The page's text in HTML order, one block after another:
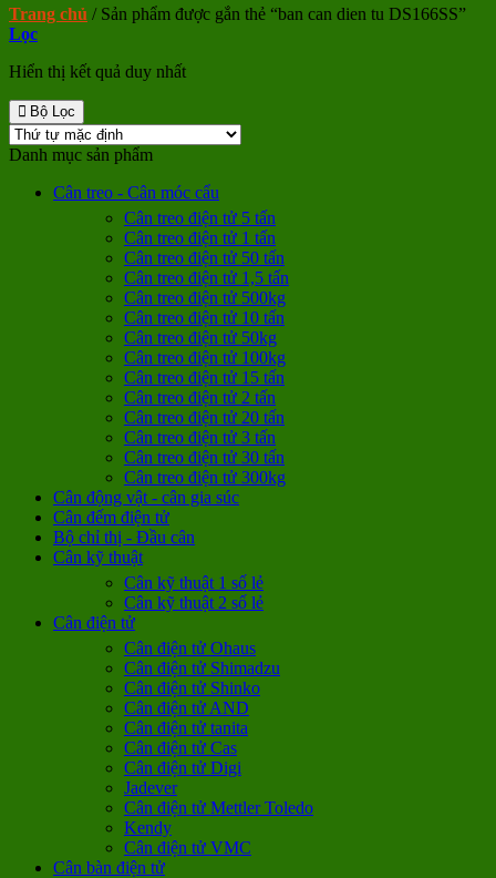
Trang chủ /Sản phẩm được gắn thẻ “ban can dien tu DS166SS”
Lọc
Hiển thị kết quả duy nhất
Bộ Lọc
Danh mục sản phẩm
Cân treo - Cân móc cẩu
Cân treo điện tử 5 tấn
Cân treo điện tử 1 tấn
Cân treo điện tử 50 tấn
Cân treo điện tử 1,5 tấn
Cân treo điện tử 500kg
Cân treo điện tử 10 tấn
Cân treo điện tử 50kg
Cân treo điện tử 100kg
Cân treo điện tử 15 tấn
Cân treo điện tử 2 tấn
Cân treo điện tử 20 tấn
Cân treo điện tử 3 tấn
Cân treo điện tử 30 tấn
Cân treo điện tử 300kg
Cân động vật - cân gia súc
Cân đếm điện tử
Bộ chỉ thị - Đầu cân
Cân kỹ thuật
Cân kỹ thuật 1 số lẻ
Cân kỹ thuật 2 số lẻ
Cân điện tử
Cân điện tử Ohaus
Cân điện tử Shimadzu
Cân điện tử Shinko
Cân điện tử AND
Cân điện tử tanita
Cân điện tử Cas
Cân điện tử Digi
Jadever
Cân điện tử Mettler Toledo
Kendy
Cân điện tử VMC
Cân bàn điện tử